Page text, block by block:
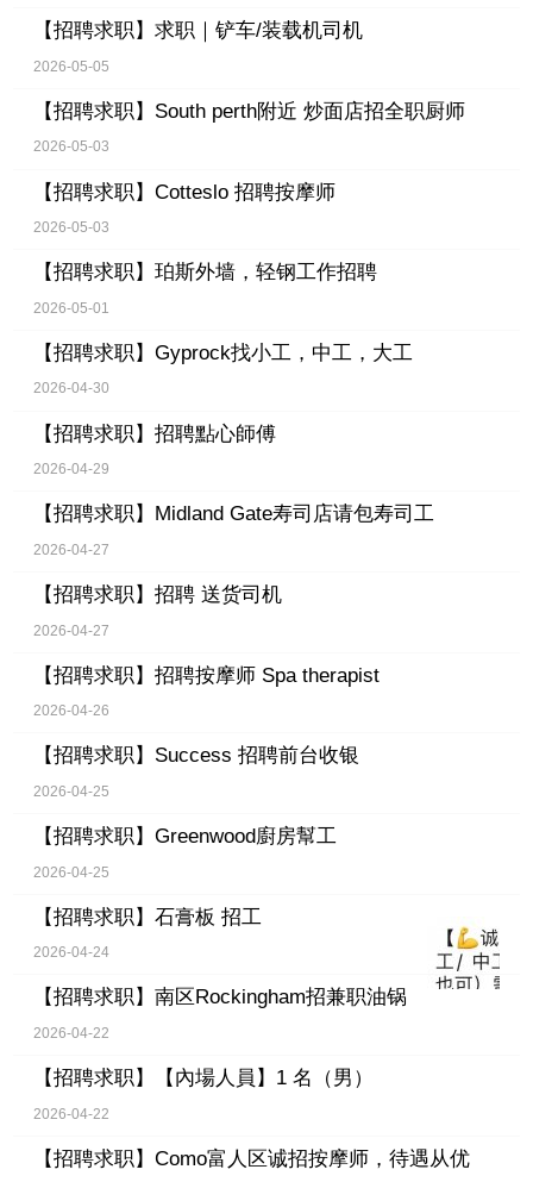
【招聘求职】 求职｜铲车/装载机司机
2026-05-05
【招聘求职】 South perth附近 炒面店招全职厨师
2026-05-03
【招聘求职】 Cotteslo 招聘按摩师
2026-05-03
【招聘求职】 珀斯外墙，轻钢工作招聘
2026-05-01
【招聘求职】 Gyprock找小工，中工，大工
2026-04-30
【招聘求职】 招聘點心師傅
2026-04-29
【招聘求职】 Midland Gate寿司店请包寿司工
2026-04-27
【招聘求职】 招聘 送货司机
2026-04-27
【招聘求职】 招聘按摩师 Spa therapist
2026-04-26
【招聘求职】 Success 招聘前台收银
2026-04-25
【招聘求职】 Greenwood廚房幫工
2026-04-25
【招聘求职】 石膏板 招工
2026-04-24
【招聘求职】 南区Rockingham招兼职油锅
2026-04-22
【招聘求职】 【內場人員】1 名（男）
2026-04-22
【招聘求职】 Como富人区诚招按摩师，待遇从优